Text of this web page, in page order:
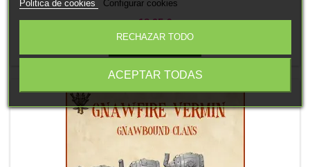
Precio
18,95 €
Politica de cookies Configurar cookies
RECHAZAR TODO
ACEPTAR TODAS